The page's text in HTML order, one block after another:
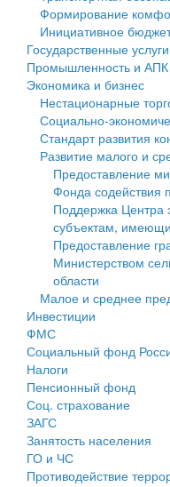
Государственные
Промышленность и АПК
Экономика и бизнес
Символика
Устав
Гостям округа
Туризм
Культура
Образование
Здравоохранение
Социальная защита
Фотоальбом
муниципального
Администрация
Тверской области
Управление сельскими
Открытые данные
Работа с обращениями
Муниципальный
Муниципальные услуги
Проекты
Антимонопольный
Противодействие
Финансовое
Бюджет для граждан
Имущество
Выявление
объектов
Имущественная
среднего
Информационная
среднего
Муниципальные
Контрольно-счетная
Персональные данные
Оценка регулирующего
Формирование
Инициативное
Государственные услуги
Промышленность и АПК
Экономика и бизнес
Нестационарные
Социально-
Стандарт развития
Развитие малого и
Предоставление
Фонда содействия
Поддержка Центра
субъектам,
Предоставление
Министерством
области
Малое и среднее
Инвестиции
ФМС
Социальный фонд
Налоги
Пенсионный фонд
Соц. страхование
ЗАГС
Занятость населения
ГО и ЧС
Противодействие